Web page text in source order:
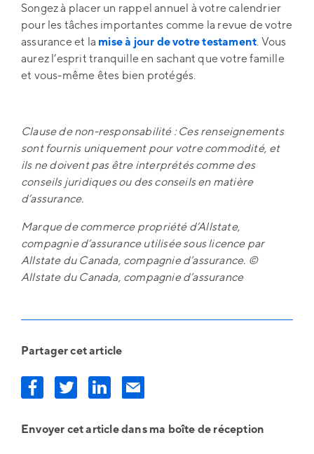
Songez à placer un rappel annuel à votre calendrier
pour les tâches importantes comme la revue de votre
assurance et la mise à jour de votre testament. Vous
aurez l’esprit tranquille en sachant que votre famille
et vous-même êtes bien protégés.
Clause de non-responsabilité : Ces renseignements
sont fournis uniquement pour votre commodité, et
ils ne doivent pas être interprétés comme des
conseils juridiques ou des conseils en matière
d’assurance.
Marque de commerce propriété d’Allstate,
compagnie d’assurance utilisée sous licence par
Allstate du Canada, compagnie d’assurance. ©
Allstate du Canada, compagnie d’assurance
Partager cet article
Envoyer cet article dans ma boîte de réception